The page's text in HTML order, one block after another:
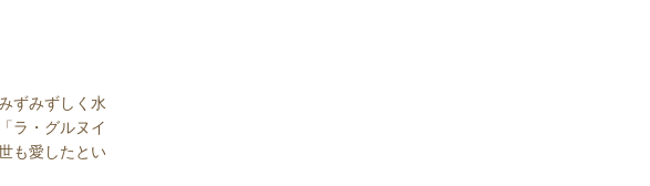
ずみずしく水
ラ・グルヌイ
も愛したとい